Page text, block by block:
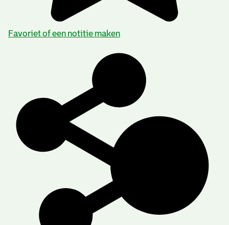
Favoriet of een notitie maken